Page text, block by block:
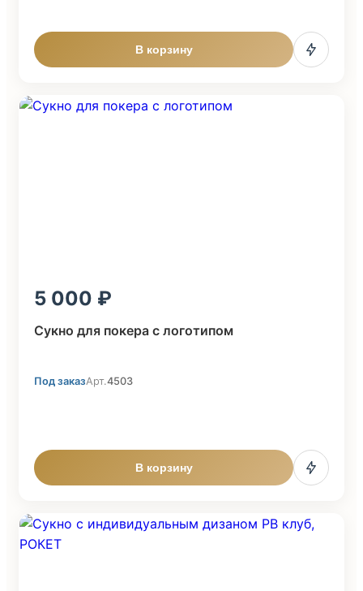
В корзину
5 000
Сукно для покера с логотипом
Под заказАрт.4503
В корзину